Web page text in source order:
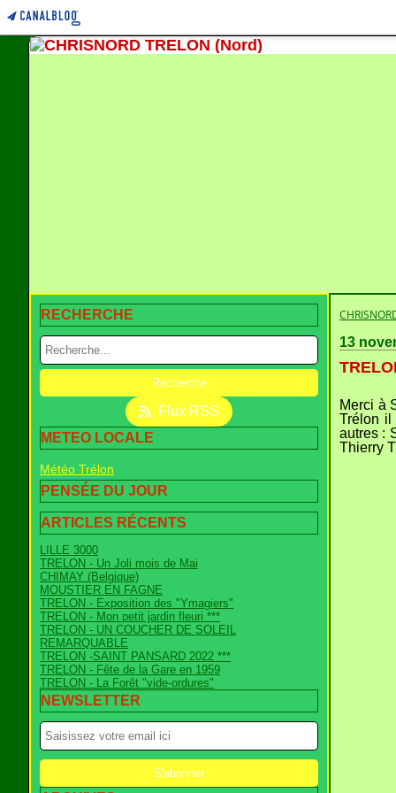
RECHERCHE
Flux RSS
METEO LOCALE
Météo Trélon
PENSÉE DU JOUR
ARTICLES RÉCENTS
LILLE 3000
TRELON - Un Joli mois de Mai
CHIMAY (Belgique)
MOUSTIER EN FAGNE
TRELON - Exposition des "Ymagiers"
TRELON - Mon petit jardin fleuri ***
TRELON - UN COUCHER DE SOLEIL
REMARQUABLE
TRELON -SAINT PANSARD 2022 ***
TRELON - Fête de la Gare en 1959
TRELON - La Forêt "vide-ordures"
NEWSLETTER
13
Merci à
Trélon il
autres :
Thierry